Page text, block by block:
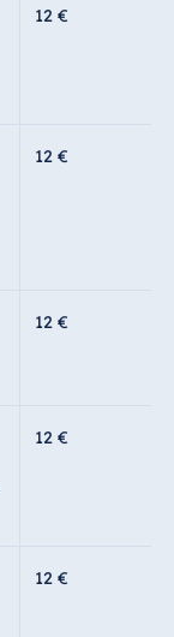
12 €
12 €
12 €
12 €
12 €